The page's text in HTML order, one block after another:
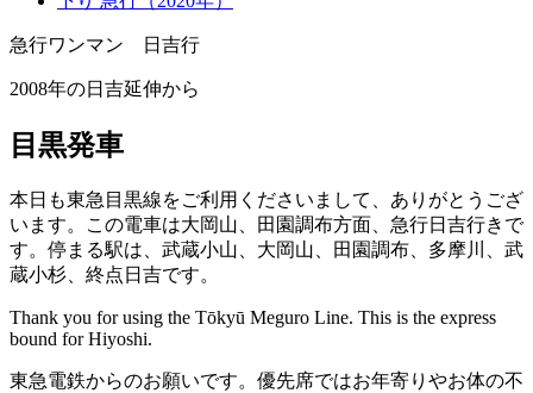
急行ワンマン 日吉行
2008年の日吉延伸から
目黒発車
本日も東急目黒線をご利用くださいまして、ありがとうござ
います。この電車は大岡山、田園調布方面、急行日吉行きで
す。停まる駅は、武蔵小山、大岡山、田園調布、多摩川、武
蔵小杉、終点日吉です。
Thank you for using the Tōkyū Meguro Line. This is the express
bound for Hiyoshi.
東急電鉄からのお願いです。優先席ではお年寄りやお体の不